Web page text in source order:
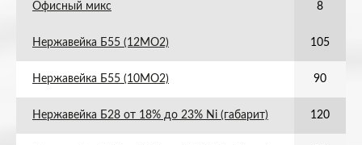
Офисный микс 8
Нержавейка Б55 (12МО2) 105
Нержавейка Б55 (10МО2) 90
Нержавейка Б28 от 18% до 23% Ni (габарит) 120